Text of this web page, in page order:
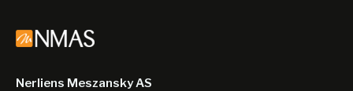
Nerliens Meszansky AS